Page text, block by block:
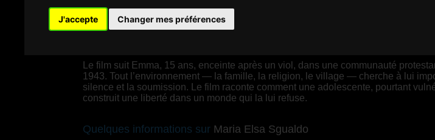
J'accepte Changer mes préférences
Maria Elsa Sgualdo | 01:36
Le film suit Emma, 15 ans, enceinte après un viol, dans une communauté
1943. Tout l’environnement — la famille, la religion, le village — cherche à lui
silence et la soumission. Le film raconte comment une adolescente, pourtant
construit une liberté dans un monde qui la lui refuse.
Quelques informations sur Maria Elsa Sgualdo